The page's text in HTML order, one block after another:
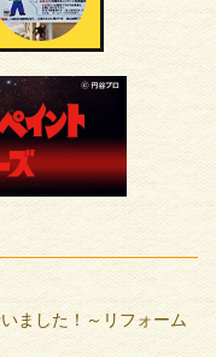
ました！～リフォーム